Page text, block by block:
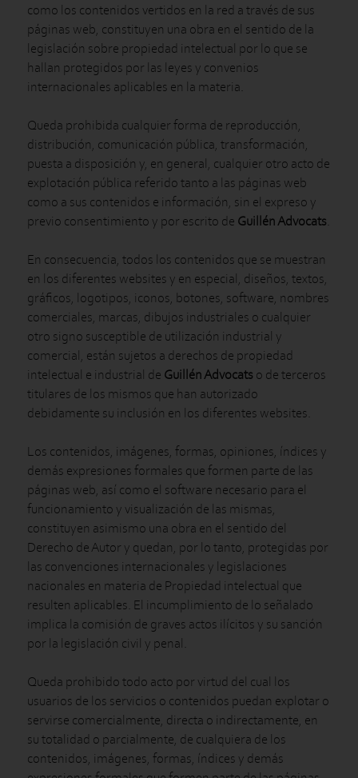
como los contenidos vertidos en la red a través de sus
páginas web, constituyen una obra en el sentido de la
legislación sobre propiedad intelectual por lo que se
hallan protegidos por las leyes y convenios
internacionales aplicables en la materia.
Queda prohibida cualquier forma de reproducción,
distribución, comunicación pública, transformación,
puesta a disposición y, en general, cualquier otro acto de
explotación pública referido tanto a las páginas web
como a sus contenidos e información, sin el expreso y
previo consentimiento y por escrito de Guillén Advocats
En consecuencia, todos los contenidos que se muestran
en los diferentes websites y en especial, diseños, textos,
gráficos, logotipos, iconos, botones, software, nombres
comerciales, marcas, dibujos industriales o cualquier
otro signo susceptible de utilización industrial y
comercial, están sujetos a derechos de propiedad
intelectual e industrial de Guillén Advocats o de terceros
titulares de los mismos que han autorizado
debidamente su inclusión en los diferentes websites.
Los contenidos, imágenes, formas, opiniones, índices y
demás expresiones formales que formen parte de las
páginas web, así como el software necesario para el
funcionamiento y visualización de las mismas,
constituyen asimismo una obra en el sentido del
Derecho de Autor y quedan, por lo tanto, protegidas por
las convenciones internacionales y legislaciones
nacionales en materia de Propiedad intelectual que
resulten aplicables. El incumplimiento de lo señalado
implica la comisión de graves actos ilícitos y su sanción
por la legislación civil y penal.
Queda prohibido todo acto por virtud del cual los
usuarios de los servicios o contenidos puedan explotar o
servirse comercialmente, directa o indirectamente, en
su totalidad o parcialmente, de cualquiera de los
contenidos, imágenes, formas, índices y demás